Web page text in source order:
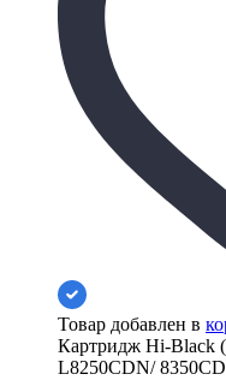
Товар добавлен в
Картридж Hi-Black
L8250CDN/